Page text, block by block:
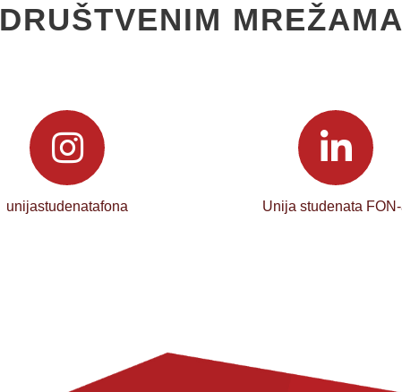
DRUŠTVENIM
unijastudenatafona Unija studenata